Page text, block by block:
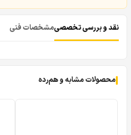
نقد و بررسی تخصصیمشخصات فنی
محصولات مشابه و هم‌رده